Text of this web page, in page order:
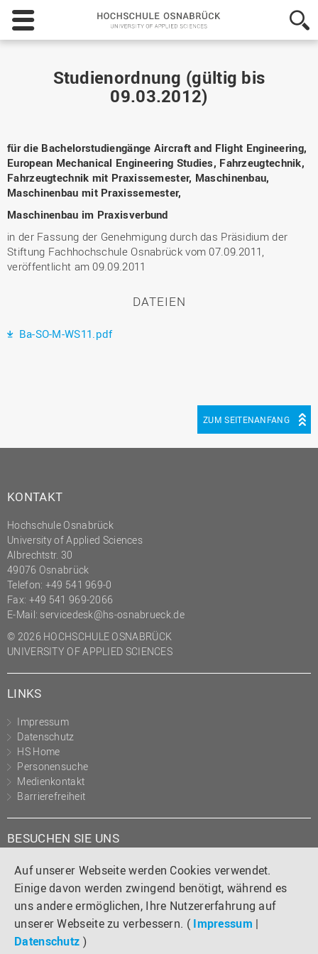
Auf unserer Webseite werden Cookies verwendet.
Einige davon werden zwingend benötigt, während es
uns andere ermöglichen, Ihre Nutzererfahrung auf
unserer Webseite zu verbessern. ( Impressum |
Datenschutz )
Hochschule
Osnabrück
-
of
Applied
Studienordnung (gültig bis
09.03.2012)
für die Bachelorstudiengänge Aircraft and Flight Engineering,
European Mechanical Engineering Studies, Fahrzeugtechnik,
Fahrzeugtechnik mit Praxissemester, Maschinenbau,
Maschinenbau mit Praxissemester,
Maschinenbau im Praxisverbund
in der Fassung der Genehmigung durch das Präsidium der
Stiftung Fachhochschule Osnabrück vom 07.09.2011,
veröffentlicht am 09.09.2011
DATEIEN
Ba-SO-M-WS11.pdf
ZUM SEITENANFANG
KONTAKT
Hochschule Osnabrück
University of Applied Sciences
Albrechtstr. 30
49076 Osnabrück
Telefon: +49 541 969-0
Fax: +49 541 969-2066
E-Mail: servicedesk@hs-osnabrueck.de
© 2026 HOCHSCHULE OSNABRÜCK
UNIVERSITY OF APPLIED SCIENCES
LINKS
Impressum
Datenschutz
HS Home
Personensuche
Medienkontakt
Barrierefreiheit
BESUCHEN SIE UNS
Instagram
TiktokLinkedIn
YouTube
Facebook